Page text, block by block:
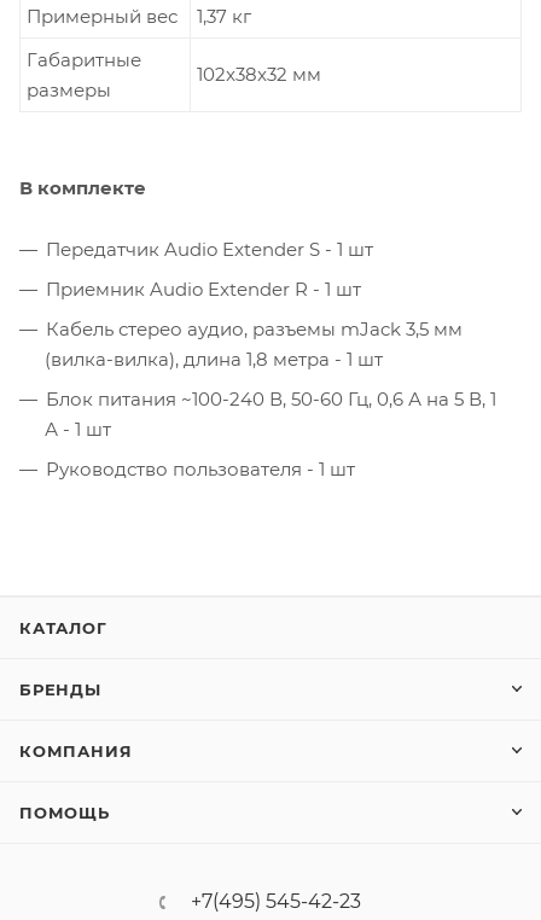
Примерный вес
1,37 кг
Габаритные
размеры
102x38x32 мм
В комплекте
Передатчик Audio Extender S - 1 шт
Приемник Audio Extender R - 1 шт
Кабель стерео аудио, разъемы mJack 3,5 мм
(вилка-вилка), длина 1,8 метра - 1 шт
Блок питания ~100-240 В, 50-60 Гц, 0,6 А на 5 В, 1
А - 1 шт
Руководство пользователя - 1 шт
КАТАЛОГ
БРЕНДЫ
КОМПАНИЯ
ПОМОЩЬ
+7(495) 545-42-23